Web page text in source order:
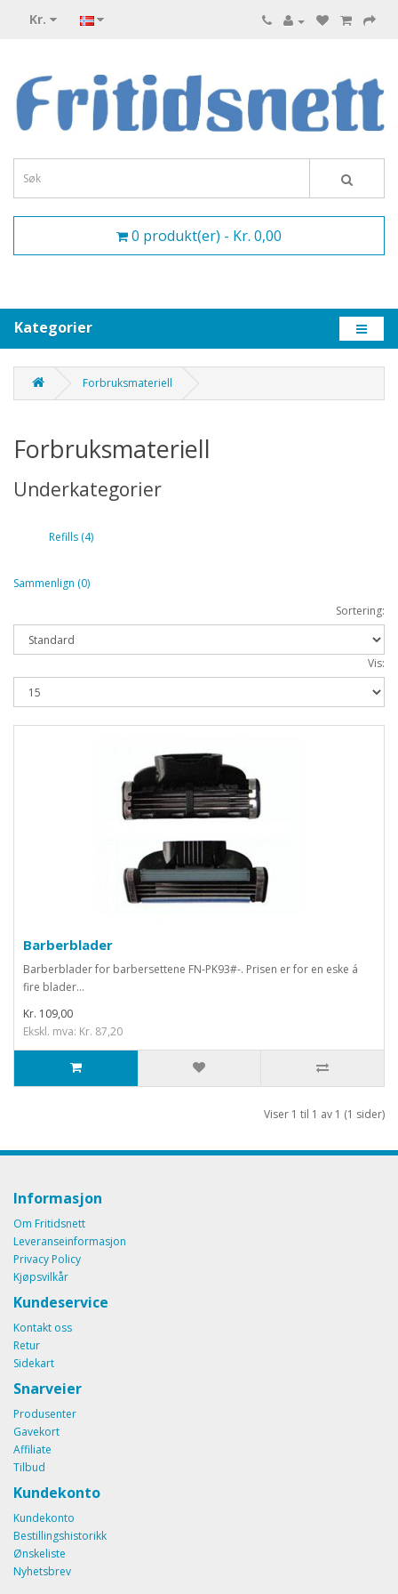
Kr.
0 produkt(er) - Kr. 0,00
Kategorier
Forbruksmateriell
Forbruksmateriell
Underkategorier
Refills (4)
Sammenlign (0)
Sortering:
Vis:
Barberblader
Barberblader for barbersettene FN-PK93#-. Prisen er for en eske á
fire blader...
Kr. 109,00
Ekskl. mva: Kr. 87,20
Viser 1 til 1 av 1 (1 sider)
Informasjon
Om Fritidsnett
Leveranseinformasjon
Privacy Policy
Kjøpsvilkår
Kundeservice
Kontakt oss
Retur
Sidekart
Snarveier
Produsenter
Gavekort
Affiliate
Tilbud
Kundekonto
Kundekonto
Bestillingshistorikk
Ønskeliste
Nyhetsbrev